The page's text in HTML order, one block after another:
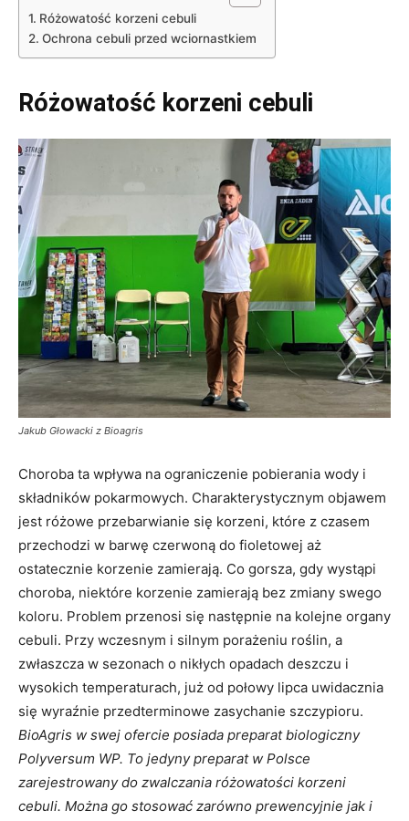
Różowatość korzeni cebuli
Ochrona cebuli przed wciornastkiem
Różowatość korzeni cebuli
Jakub Głowacki z Bioagris
Choroba ta wpływa na ograniczenie pobierania wody i
składników pokarmowych. Charakterystycznym objawem
jest różowe przebarwianie się korzeni, które z czasem
przechodzi w barwę czerwoną do fioletowej aż
ostatecznie korzenie zamierają. Co gorsza, gdy wystąpi
choroba, niektóre korzenie zamierają bez zmiany swego
koloru. Problem przenosi się następnie na kolejne organy
cebuli. Przy wczesnym i silnym porażeniu roślin, a
zwłaszcza w sezonach o nikłych opadach deszczu i
wysokich temperaturach, już od połowy lipca uwidacznia
się wyraźnie przedterminowe zasychanie szczypioru.
BioAgris w swej ofercie posiada preparat biologiczny
Polyversum WP. To jedyny preparat w Polsce
zarejestrowany do zwalczania różowatości korzeni
cebuli. Można go stosować zarówno prewencyjnie jak i